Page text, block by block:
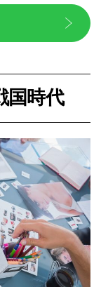
国時代